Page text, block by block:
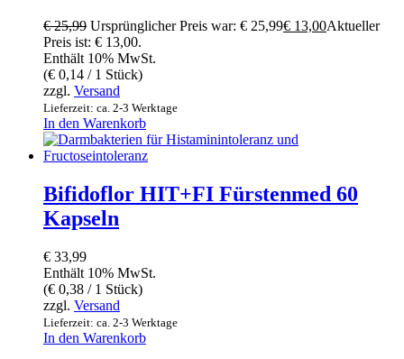
€25,99 Ursprünglicher Preis war: € 25,99€ 13,00Aktueller
Preis ist: € 13,00.
Enthält 10% MwSt.
(€ 0,14 / 1 Stück)
zzgl. Versand
Lieferzeit: ca. 2-3 Werktage
In den Warenkorb
Bifidoflor HIT+FI Fürstenmed 60
Kapseln
€ 33,99
Enthält 10% MwSt.
(€ 0,38 / 1 Stück)
zzgl. Versand
Lieferzeit: ca. 2-3 Werktage
In den Warenkorb